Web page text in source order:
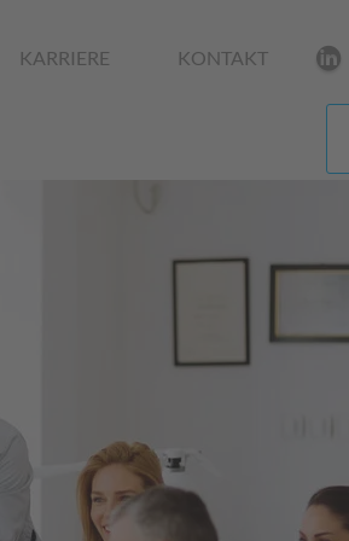
KARRIERE KONTAKT